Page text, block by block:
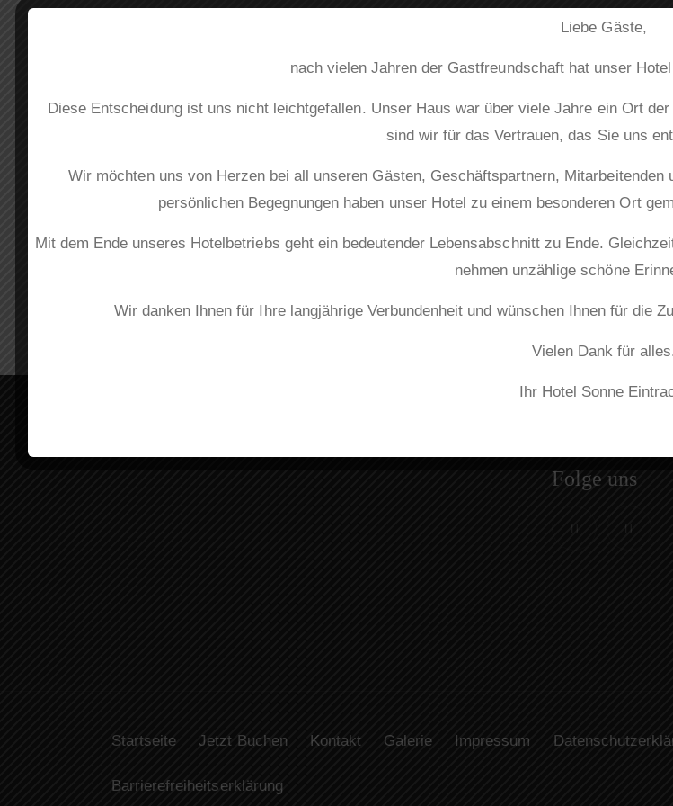
Folge uns
Startseite Jetzt Buchen Kontakt Galerie Impressum
Barrierefreiheitserklärung
Liebe Gäste,
nach vielen Jahren der Gastfreundschaft hat unser
Diese Entscheidung ist uns nicht leichtgefallen. Unser Haus war über viele Jahre ein Ort
sind wir für das Vertrauen, das Sie uns
Wir möchten uns von Herzen bei all unseren Gästen, Geschäftspartnern,
persönlichen Begegnungen haben unser Hotel zu einem besonderen Ort
Mit dem Ende unseres Hotelbetriebs geht ein bedeutender Lebensabschnitt zu Ende.
nehmen unzählige schöne
Wir danken Ihnen für Ihre langjährige Verbundenheit und wünschen Ihnen für die
Vielen Dank für
Ihr Hotel Sonne